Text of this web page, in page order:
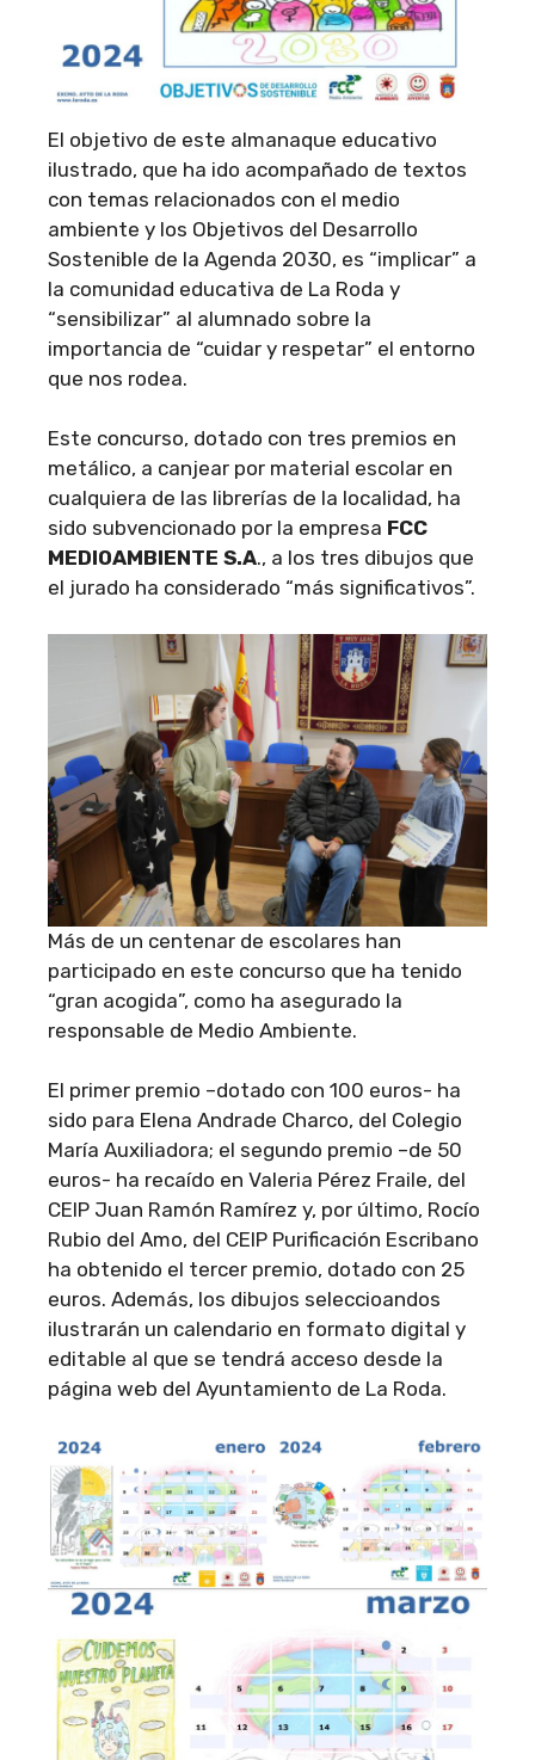
El objetivo de este almanaque educativo
ilustrado, que ha ido acompañado de textos
con temas relacionados con el medio
ambiente y los Objetivos del Desarrollo
Sostenible de la Agenda 2030, es “implicar” a
la comunidad educativa de La Roda y
“sensibilizar” al alumnado sobre la
importancia de “cuidar y respetar” el entorno
que nos rodea.
Este concurso, dotado con tres premios en
metálico, a canjear por material escolar en
cualquiera de las librerías de la localidad, ha
sido subvencionado por la empresa FCC
MEDIOAMBIENTE S.A., a los tres dibujos que
el jurado ha considerado “más significativos”.
Más de un centenar de escolares han
participado en este concurso que ha tenido
“gran acogida”, como ha asegurado la
responsable de Medio Ambiente.
El primer premio –dotado con 100 euros- ha
sido para Elena Andrade Charco, del Colegio
María Auxiliadora; el segundo premio –de 50
euros- ha recaído en Valeria Pérez Fraile, del
CEIP Juan Ramón Ramírez y, por último, Rocío
Rubio del Amo, del CEIP Purificación Escribano
ha obtenido el tercer premio, dotado con 25
euros. Además, los dibujos seleccioandos
ilustrarán un calendario en formato digital y
editable al que se tendrá acceso desde la
página web del Ayuntamiento de La Roda.